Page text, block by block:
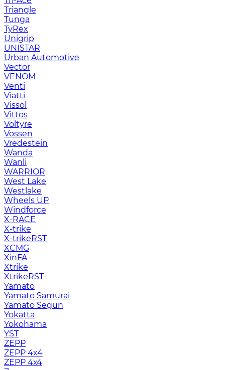
Triangle
Tunga
TyRex
Unigrip
UNISTAR
Urban Automotive
Vector
VENOM
Venti
Viatti
Vissol
Vittos
Voltyre
Vossen
Vredestein
Wanda
Wanli
WARRIOR
West Lake
Westlake
Wheels UP
Windforce
X-RACE
X-trike
X-trikeRST
XCMG
XinFA
Xtrike
XtrikeRST
Yamato
Yamato Samurai
Yamato Segun
Yokatta
Yokohama
YST
ZEPP
ZEPP 4x4
ZEPP 4х4